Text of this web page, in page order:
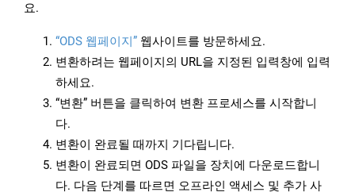
요.
“ODS 웹페이지” 웹사이트를 방문하세요.
변환하려는 웹페이지의 URL을 지정된 입력창에 입력
하세요.
“변환” 버튼을 클릭하여 변환 프로세스를 시작합니
다.
변환이 완료될 때까지 기다립니다.
변환이 완료되면 ODS 파일을 장치에 다운로드합니
다. 다음 단계를 따르면 오프라인 액세스 및 추가 사